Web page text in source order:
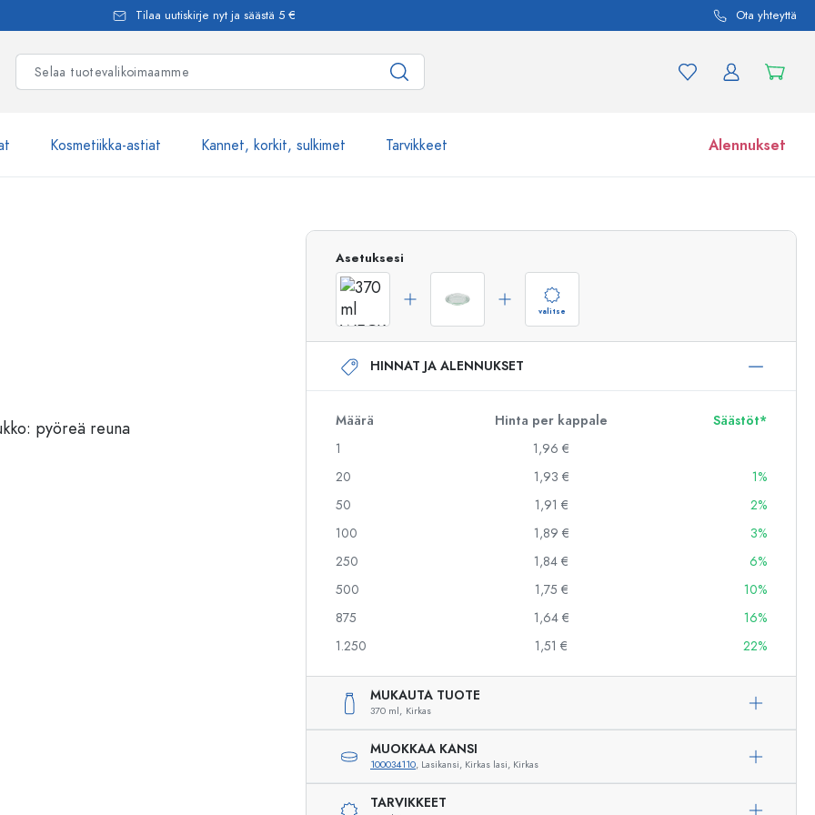
Tilaa uutiskirje nyt ja säästä 5 € Ota yhteyttä
Kosmetiikka-astiat Kannet, korkit, sulkimet Tarvikkeet Alennukset
Airless-pumppupullot
Roll-on-pullot
Puristuspullot
Säilytyspullot
Ginipullot
Joulupullot
Koristeelliset pullot
Käymisastiat
Lasipurkit
Osta nyt
Asetuksesi
valitse
HINNAT JA ALENNUKSET
Määrä Hinta per kappale
Säästöt*
1
1,96 €
20
1,93 €
1%
50
1,91 €
2%
100
1,89 €
3%
250
1,84 €
6%
500
1,75 €
10%
875
1,64 €
16%
1.250
1,51 € 22%
MUKAUTA TUOTE
370 ml, Kirkas
MUOKKAA KANSI
100034110, Lasikansi, Kirkas lasi, Kirkas
TARVIKKEET